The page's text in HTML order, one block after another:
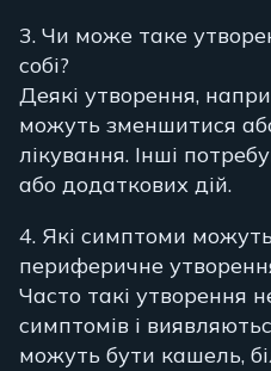
3. Чи може таке
собі?
Деякі утворення,
можуть зменшитися
лікування. Інші
або додаткових дій.
4. Які симптоми
периферичне
Часто такі утворення
симптомів і
можуть бути кашель,